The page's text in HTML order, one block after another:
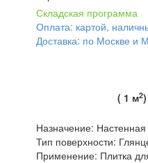
Складская программа
Оплата: картой,
Доставка: по Москве и
( 1 м2)
Назначение: Настенная
Тип поверхности:
Применение: Плитка